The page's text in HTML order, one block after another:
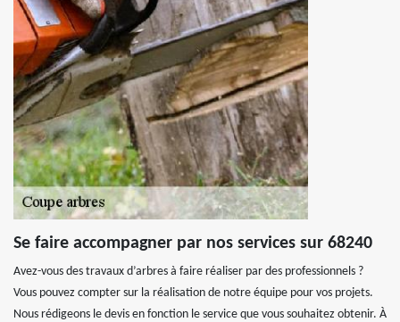
Se faire accompagner par nos services sur 68240
Avez-vous des travaux d’arbres à faire réaliser par des professionnels ?
Vous pouvez compter sur la réalisation de notre équipe pour vos projets.
Nous rédigeons le devis en fonction le service que vous souhaitez obtenir. À